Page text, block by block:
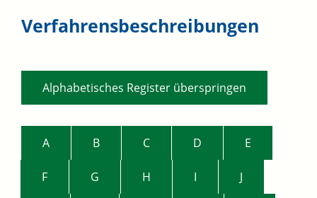
Verfahrensbeschreibungen
Alphabetisches Register überspringen
A B C D E
F G H I J